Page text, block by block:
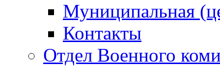
Муниципальная
Контакты
Отдел Военного